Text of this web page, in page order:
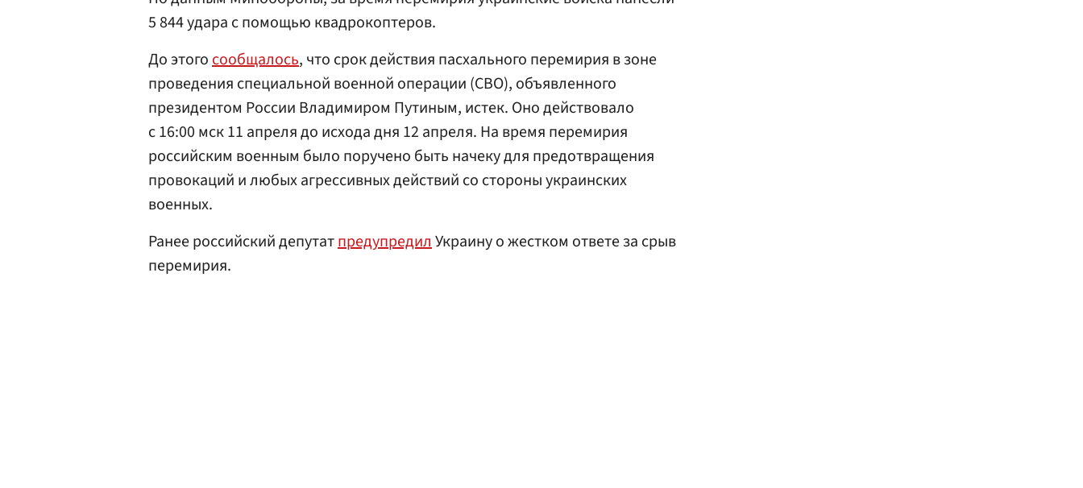
5 844 удара с помощью квадрокоптеров.
До этогосообщалось, что срок действия пасхального перемирия в зоне
проведения специальной военной операции (СВО), объявленного
президентом России Владимиром Путиным, истек. Оно действовало
с 16:00 мск 11 апреля до исхода дня 12 апреля. На время перемирия
российским военным было поручено быть начеку для предотвращения
провокаций и любых агрессивных действий со стороны украинских
военных.
Ранее российский депутатпредупредилУкраину о жестком ответе за срыв
перемирия.